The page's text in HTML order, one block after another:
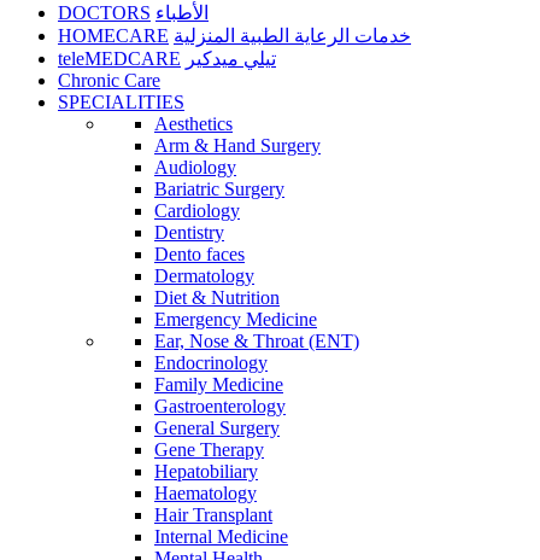
DOCTORS الأطباء
HOMECARE خدمات الرعاية الطبية المنزلية
teleMEDCARE تيلي ميدكير
Chronic Care
SPECIALITIES
Aesthetics
Arm & Hand Surgery
Audiology
Bariatric Surgery
Cardiology
Dentistry
Dento faces
Dermatology
Diet & Nutrition
Emergency Medicine
Ear, Nose & Throat (ENT)
Endocrinology
Family Medicine
Gastroenterology
General Surgery
Gene Therapy
Hepatobiliary
Haematology
Hair Transplant
Internal Medicine